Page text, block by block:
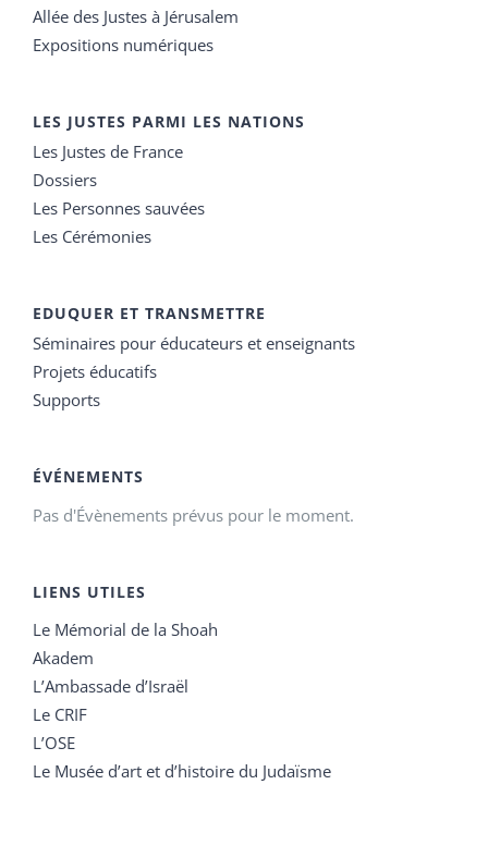
Allée des Justes à Jérusalem
Expositions numériques
LES JUSTES PARMI LES NATIONS
Les Justes de France
Dossiers
Les Personnes sauvées
Les Cérémonies
EDUQUER ET TRANSMETTRE
Séminaires pour éducateurs et enseignants
Projets éducatifs
Supports
ÉVÉNEMENTS
Pas d'Évènements prévus pour le moment.
LIENS UTILES
Le Mémorial de la Shoah
Akadem
L’Ambassade d’Israël
Le CRIF
L’OSE
Le Musée d’art et d’histoire du Judaïsme